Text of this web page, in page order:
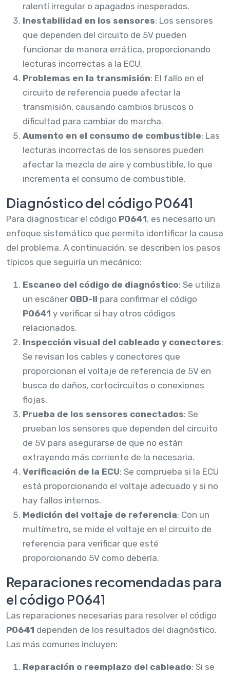
ralentí irregular o apagados inesperados.
Inestabilidad en los sensores: Los sensores
que dependen del circuito de 5V pueden
funcionar de manera errática, proporcionando
lecturas incorrectas a la ECU.
Problemas en la transmisión: El fallo en el
circuito de referencia puede afectar la
transmisión, causando cambios bruscos o
dificultad para cambiar de marcha.
Aumento en el consumo de combustible: Las
lecturas incorrectas de los sensores pueden
afectar la mezcla de aire y combustible, lo que
incrementa el consumo de combustible.
Diagnóstico del código P0641
Para diagnosticar el código P0641, es necesario un
enfoque sistemático que permita identificar la causa
del problema. A continuación, se describen los pasos
típicos que seguiría un mecánico:
Escaneo del código de diagnóstico: Se utiliza
un escáner OBD-II para confirmar el código
P0641 y verificar si hay otros códigos
relacionados.
Inspección visual del cableado y conectores:
Se revisan los cables y conectores que
proporcionan el voltaje de referencia de 5V en
busca de daños, cortocircuitos o conexiones
flojas.
Prueba de los sensores conectados: Se
prueban los sensores que dependen del circuito
de 5V para asegurarse de que no están
extrayendo más corriente de la necesaria.
Verificación de la ECU: Se comprueba si la ECU
está proporcionando el voltaje adecuado y si no
hay fallos internos.
Medición del voltaje de referencia: Con un
multímetro, se mide el voltaje en el circuito de
referencia para verificar que esté
proporcionando 5V como debería.
Reparaciones recomendadas para
el código P0641
Las reparaciones necesarias para resolver el código
P0641 dependen de los resultados del diagnóstico.
Las más comunes incluyen:
Reparación o reemplazo del cableado: Si se